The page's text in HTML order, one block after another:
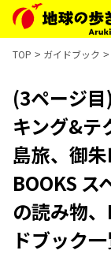
TOP ガイドブック
(3ページ
キング&テ
島旅、御
BOOKS ス
の読み物
ドブック